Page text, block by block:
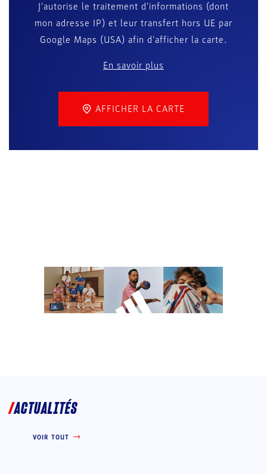
J'autorise le traitement d'informations (dont
mon adresse IP) et leur transfert hors UE par
Google Maps (USA) afin d'afficher la carte.
En savoir plus
AFFICHER LA CARTE
ACTUALITÉS
VOIR TOUT